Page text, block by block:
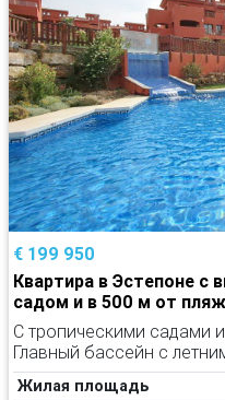
€ 199 950
Квартира в Эстепоне с
садом и в 500 м от
С тропическими садами
Главный бассейн с
Жилая площадь